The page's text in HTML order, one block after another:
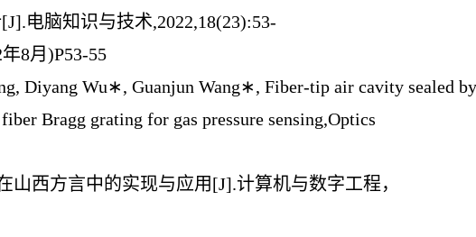
电脑知识与技术,2022,18(23):53-
8月)P53-55
Diyang Wu∗, Guanjun Wang∗, Fiber-tip air cavity sealed by
fiber Bragg grating for gas pressure sensing,Optics
西方言中的实现与应用[J].计算机与数字工程，